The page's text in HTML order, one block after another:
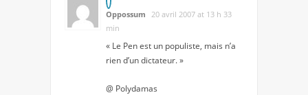
Oppossum
20 avril 2007 at 13 h 33
min
« Le Pen est un populiste, mais n’a
rien d’un dictateur. »
@ Polydamas